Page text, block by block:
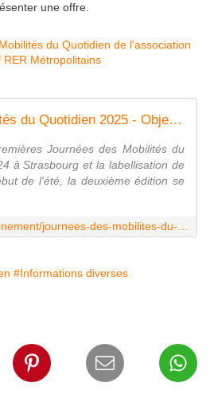
une offre.
Journées des Mobilités du Quotidien 2025 - Objectif RER Métropolitains
Journées des Mobilités du
à Strasbourg et la labellisation de
de l'été, la deuxième édition se
#Informations diverses